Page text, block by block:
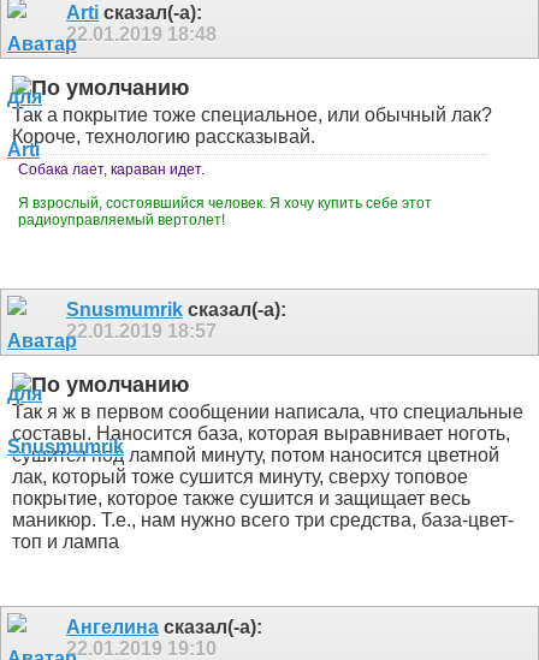
Arti сказал(-а):
22.01.2019 18:48
Так а покрытие тоже специальное, или обычный лак?
Короче, технологию рассказывай.
Собака лает, караван идет.
Я взрослый, состоявшийся человек. Я хочу купить себе этот
радиоуправляемый вертолет!
Snusmumrik сказал(-а):
22.01.2019 18:57
Так я ж в первом сообщении написала, что специальные
составы. Наносится база, которая выравнивает ноготь,
сушится под лампой минуту, потом наносится цветной
лак, который тоже сушится минуту, сверху топовое
покрытие, которое также сушится и защищает весь
маникюр. Т.е., нам нужно всего три средства, база-цвет-
топ и лампа
Ангелина сказал(-а):
22.01.2019 19:10